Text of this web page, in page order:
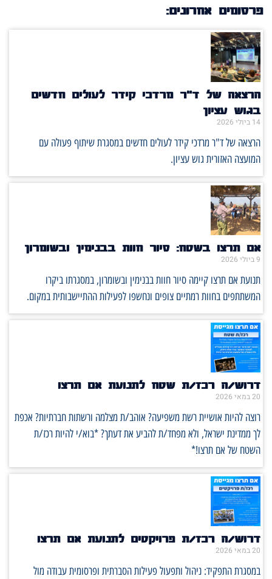
פרסומים אחרונים:
הרצאה של ד"ר מרדכי קידר לעולים חדשים
בגוש עציון
14 ביולי 2026
הרצאה של ד"ר מרדכי קידר לעולים חדשים במסגרת שיתוף פעולה עם
המועצה האזורית גוש עציון.
אם תרצו בשטח: סיור חוות בבנימין ובשומרון
9 ביולי 2026
תנועת אם תרצו קיימה סיור חוות בבנימין ובשומרון, במסגרתו ביקרו
המשתתפים בחוות רמתיים צופים ונחשפו לפעילות ההתיישבותית במקום.
דרוש/ה רכז/ת שטח לתנועת אם תרצו
20 במאי 2026
רוצה להיות אושיית רשת משפיעה? אוהב/ת מצלמה ורשתות חברתיות? אכפת
לך ממדינת ישראל, ולא מפחד/ת להביע את דעתך? *בוא/י להיות רכז/ת
השטח של אם תרצו!*
דרוש/ה רכז/ת פרויקטים לתנועת אם תרצו
20 במאי 2026
במסגרת התפקיד: ניהול ותפעול פעילות הסברתית ופרסומית עבודה מול